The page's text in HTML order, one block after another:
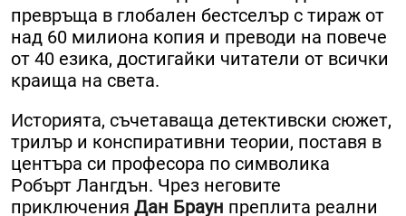
превръща в глобален бестселър с тираж от
над 60 милиона копия и преводи на повече
от 40 езика, достигайки читатели от всички
краища на света.
Историята, съчетаваща детективски сюжет,
трилър и конспиративни теории, поставя в
центъра си професора по символика
Робърт Лангдън. Чрез неговите
приключения Дан Браун преплита реални